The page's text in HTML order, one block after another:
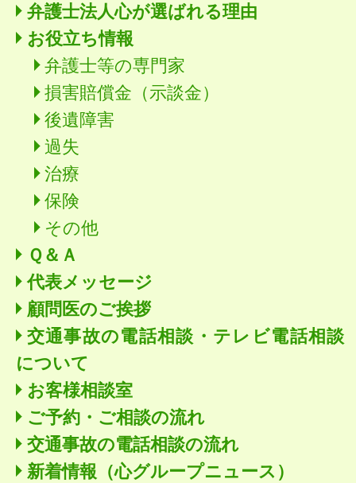
弁護士法人心が選ばれる理由
お役立ち情報
弁護士等の専門家
損害賠償金（示談金）
後遺障害
過失
治療
保険
その他
Ｑ＆Ａ
代表メッセージ
顧問医のご挨拶
交通事故の電話相談・テレビ電話相談
について
お客様相談室
ご予約・ご相談の流れ
交通事故の電話相談の流れ
新着情報 （心グループニュース）